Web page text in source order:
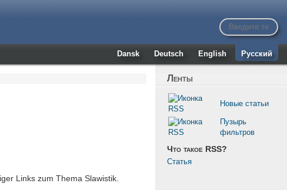
Dansk Deutsch English Русский
Links zum Thema Slawistik.
Ленты
Новые статьи
Пузырь
фильтров
Что такое RSS?
Статья